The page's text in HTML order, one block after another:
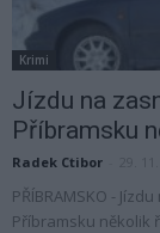
Krimi
Jízdu na
Příbramsku
Radek Ctibor
PŘÍBRAMSKO -
Příbramsku několik